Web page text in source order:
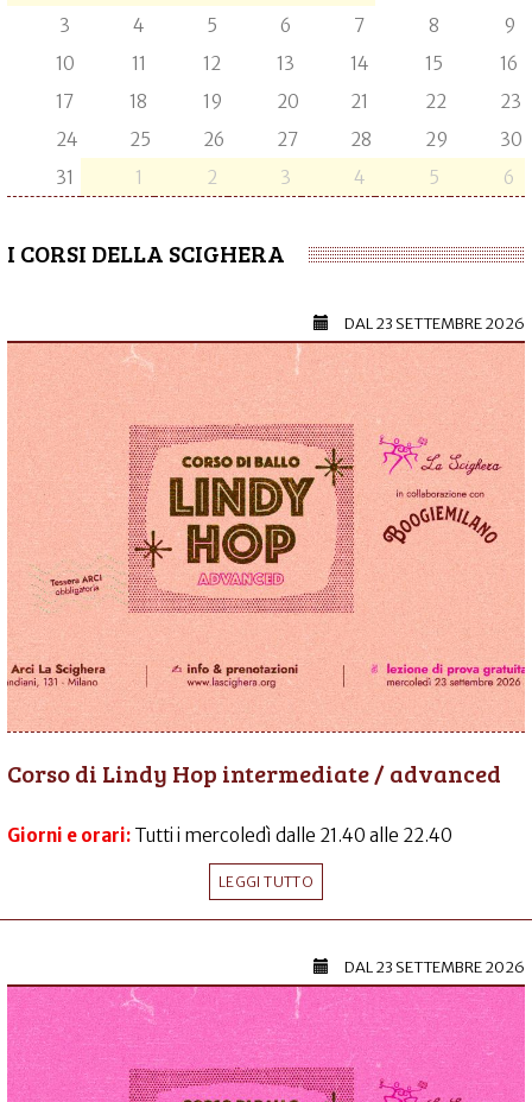
3
4 5 6 7 8
9
10
11 12 13 14 15
16
17
18 19 20 21 22
23
24
25 26 27 28 29
30
31
1 2 3 4 5 6
I CORSI DELLA SCIGHERA
DAL23 SETTEMBRE 2026
Corso di Lindy Hop intermediate / advanced
Giorni e orari: Tutti i mercoledì dalle 21.40 alle 22.40
LEGGI TUTTO
DAL23 SETTEMBRE 2026